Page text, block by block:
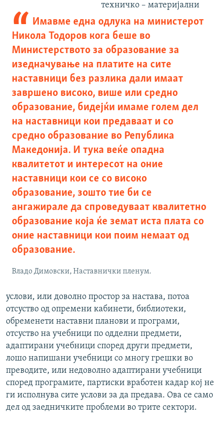
Имавме една одлука на министерот
Никола Тодоров кога беше во
Министерството за образование за
изедначување на платите на сите
наставници без разлика дали имаат
завршено високо, више или средно
образование, бидејќи имаме голем дел
на наставници кои предаваат и со
средно образование во Република
Македонија. И тука веќе опадна
квалитетот и интересот на оние
наставници кои се со високо
образование, зошто тие би се
ангажирале да спроведуваат квалитетно
образование која ќе земат иста плата со
оние наставници кои поим немаат од
образование.
Владо Димовски, Наставнички пленум.
техничко – материјални
услови, или доволно простор за настава, потоа
отсуство од опремени кабинети, библиотеки,
обременети наставни планови и програми,
отсуство на учебници по одделни предмети,
адаптирани учебници според други предмети,
лошо напишани учебници со многу грешки во
преводите, или недоволно адаптирани учебници
според програмите, партиски вработен кадар кој не
ги исполнува сите услови за да предава. Ова се само
дел од заедничките проблеми во трите сектори.